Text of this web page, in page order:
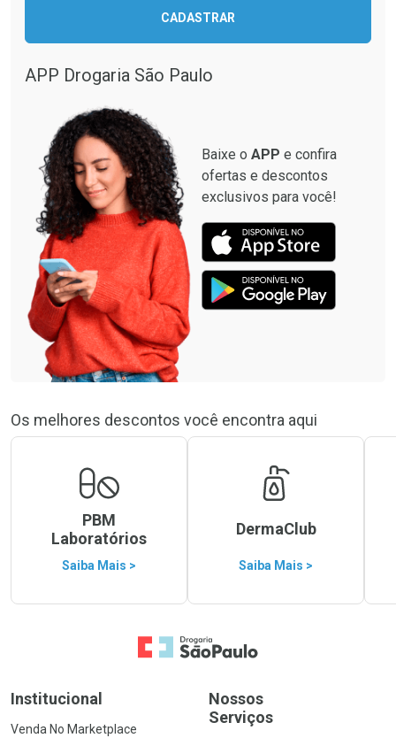
Comprar sem Desconto
Comprar sem Desconto
Comprar sem Desconto
Comprar sem Desconto
CADASTRAR
APP Drogaria São Paulo
Baixe o APP e confira
ofertas e descontos
exclusivos para você!
Os melhores descontos você encontra aqui
PBM
Laboratórios
Saiba Mais >
DermaClub
Saiba Mais >
Ir para a Home
Institucional
Venda No Marketplace
Nossos
Serviços